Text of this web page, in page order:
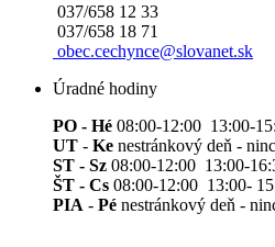
037/658 12 33
037/658 18 71
obec.cechynce@slovanet.sk
Úradné hodiny
PO - Hé 08:00-12:00 13:00-
UT - Ke nestránkový deň -
ST - Sz 08:00-12:00 13:00-
ŠT - Cs 08:00-12:00 13:00-
PIA - Pé nestránkový deň -